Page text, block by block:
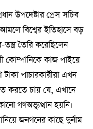
উপদেষ্টার প্রেস সচিব
বিশ্বের ইতিহাসে বড়
তৈরি করেছিলেন
কোম্পানিকে কাজ পাইয়ে
পাচারকারীরা এখন
করতে চায় যে, এখানে
গণঅভ্যুত্থান হয়নি।
জনগনের কাছে দুর্নাম